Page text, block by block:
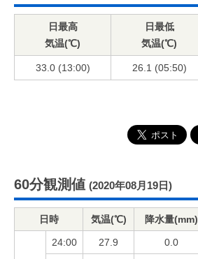
日最高
気温(℃)
日最低
気温(℃)
33.0 (13:00) 26.1 (05:50)
60分観測値 (2020年08月19日)
日時 気温(℃) 降水量(mm)
24:00 27.9 0.0